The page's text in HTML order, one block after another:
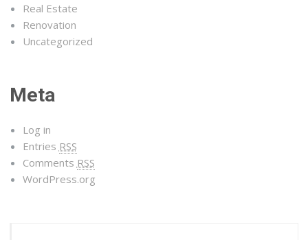
Real Estate
Renovation
Uncategorized
Meta
Log in
Entries RSS
Comments RSS
WordPress.org